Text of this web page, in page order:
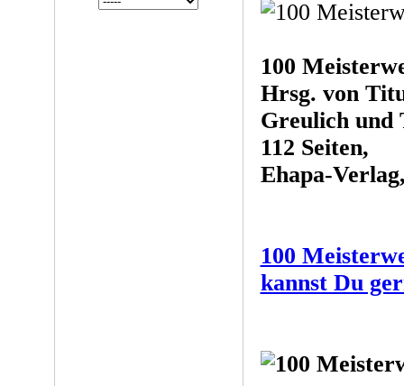
100
Hrsg. von
Greulich und
112 Seiten,
Ehapa-
100
kannst Du